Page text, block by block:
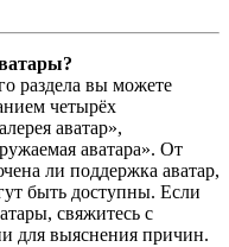
раздела вы можете
четырёх
аватар»,
аватара». От
ли поддержка аватар,
быть доступны. Если
свяжитесь с
для выяснения причин.